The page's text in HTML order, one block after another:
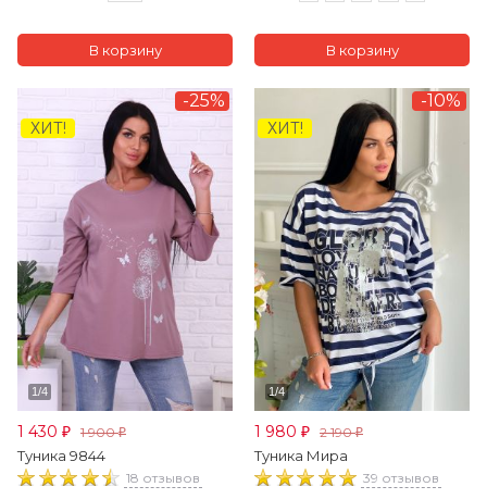
ХИТ!
-25%
1 430 ₽ 1 900₽
Туника 9844
18 отзывов
ХИТ!
-10%
1 980 ₽ 2 190₽
Туника Мира
39 отзывов